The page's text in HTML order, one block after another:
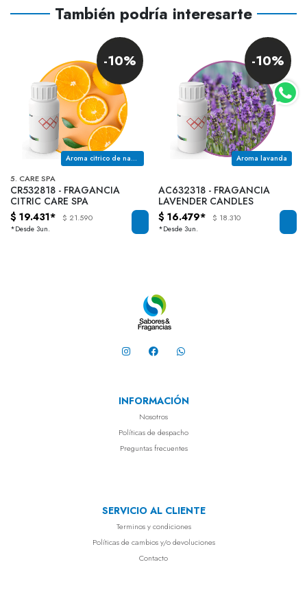
También podría interesarte
-10%
Aroma citrico de naranja
5. CARE SPA
CR532818 - FRAGANCIA
CITRIC CARE SPA
$ 19.431*
$ 21.590
*Desde 3un.
-10%
Aroma lavanda
AC632318 - FRAGANCIA
LAVENDER CANDLES
$ 16.479*
$ 18.310
*Desde 3un.
INFORMACIÓN
Nosotros
Políticas de despacho
Preguntas frecuentes
SERVICIO AL CLIENTE
Terminos y condiciones
Políticas de cambios y/o devoluciones
Contacto